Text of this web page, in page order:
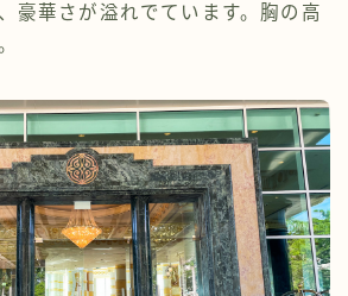
豪華さが溢れでています。胸の高